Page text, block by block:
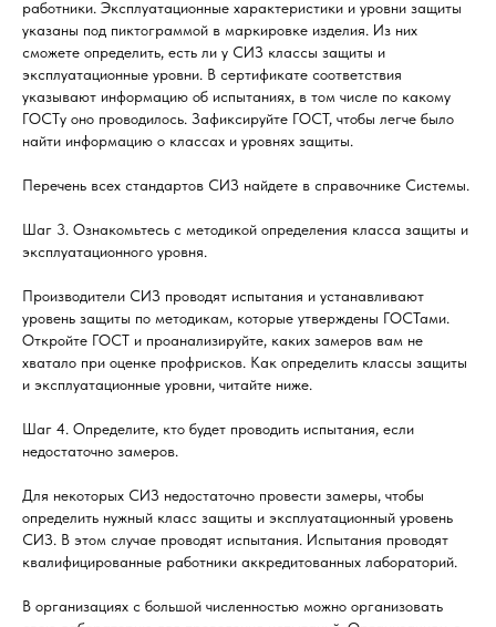
работники. Эксплуатационные характеристики и уровни защиты
указаны под пиктограммой в маркировке изделия. Из них
сможете определить, есть ли у СИЗ классы защиты и
эксплуатационные уровни. В сертификате соответствия
указывают информацию об испытаниях, в том числе по какому
ГОСТу оно проводилось. Зафиксируйте ГОСТ, чтобы легче было
найти информацию о классах и уровнях защиты.
Перечень всех стандартов СИЗ найдете в справочнике Системы.
Шаг 3. Ознакомьтесь с методикой определения класса защиты и
эксплуатационного уровня.
Производители СИЗ проводят испытания и устанавливают
уровень защиты по методикам, которые утверждены ГОСТами.
Откройте ГОСТ и проанализируйте, каких замеров вам не
хватало при оценке профрисков. Как определить классы защиты
и эксплуатационные уровни, читайте ниже.
Шаг 4. Определите, кто будет проводить испытания, если
недостаточно замеров.
Для некоторых СИЗ недостаточно провести замеры, чтобы
определить нужный класс защиты и эксплуатационный уровень
СИЗ. В этом случае проводят испытания. Испытания проводят
квалифицированные работники аккредитованных лабораторий.
В организациях с большой численностью можно организовать